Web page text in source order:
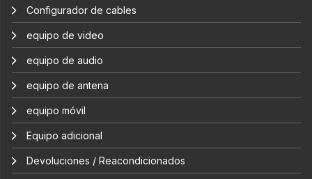
Configurador de cables
equipo de video
equipo de audio
equipo de antena
equipo móvil
Equipo adicional
Devoluciones / Reacondicionados